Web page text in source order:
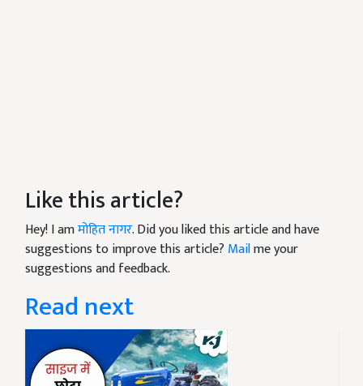
Like this article?
Hey! I amमोहित नागर. Did you liked this article and have
suggestions to improve this article? Mailme your
suggestions and feedback.
Read next